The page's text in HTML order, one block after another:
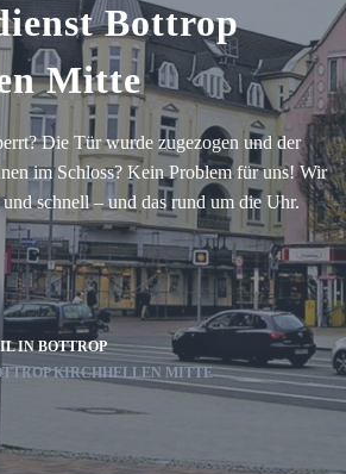
Bottrop
Mitte
Die Tür wurde zugezogen und der
im Schloss? Kein Problem für uns! Wir
schnell – und das rund um die Uhr.
IN BOTTROP
KIRCHHELLEN MITTE